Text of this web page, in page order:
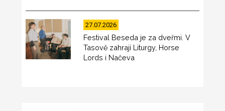
27.07.2026
Festival Beseda je za dveřmi. V
Tasově zahrají Liturgy, Horse
Lords i Načeva